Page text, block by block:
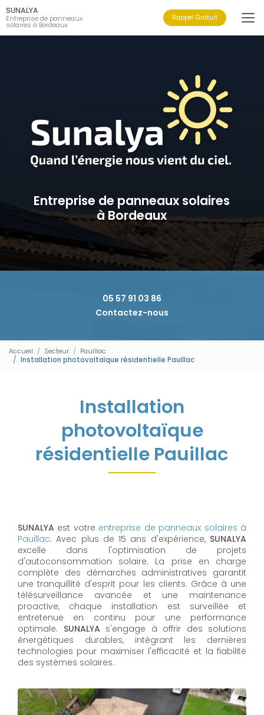
Aller
au
contenu
principal
SUNALYA
Entreprise de panneaux
solaires à Bordeaux
Rappel Gratuit
Entreprise de panneaux solaires
à Bordeaux
05 57 91 03 86
Contactez-nous
Accueil Secteur
Pauillac
Installation photovoltaïque résidentielle Pauillac
Installation
photovoltaïque
résidentielle Pauillac
SUNALYA est votre entreprise de panneaux solaires à
Pauillac. Avec plus de 15 ans d'expérience, SUNALYA
excelle dans l'optimisation de projets
d'autoconsommation solaire. La prise en charge
complète des démarches administratives garantit
une tranquillité d'esprit pour les clients. Grâce à une
télésurveillance avancée et une maintenance
proactive, chaque installation est surveillée et
entretenue en continu pour une performance
optimale. SUNALYA s'engage à offrir des solutions
énergétiques durables, intégrant les dernières
technologies pour maximiser l'efficacité et la fiabilité
des systèmes solaires.